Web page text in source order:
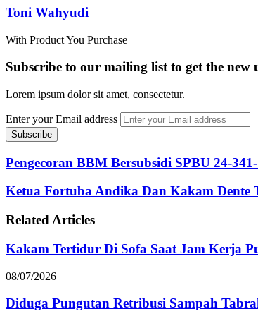
Toni Wahyudi
With Product You Purchase
Subscribe to our mailing list to get the new
Lorem ipsum dolor sit amet, consectetur.
Enter your Email address
Pengecoran BBM Bersubsidi SPBU 24-
Ketua Fortuba Andika Dan Kakam Dente
Related Articles
Kakam Tertidur Di Sofa Saat Jam Kerja
08/07/2026
Diduga Pungutan Retribusi Sampah